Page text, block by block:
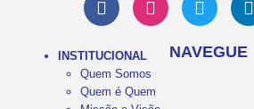
NAVEGUE
INSTITUCIONAL
Quem Somos
Quem é Quem